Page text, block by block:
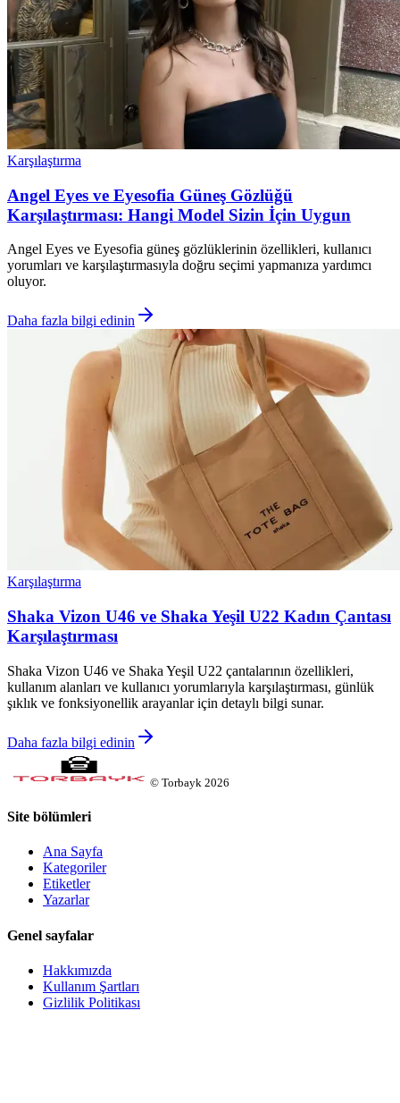
Karşılaştırma
Angel Eyes ve Eyesofia Güneş Gözlüğü
Karşılaştırması: Hangi Model Sizin İçin Uygun
Angel Eyes ve Eyesofia güneş gözlüklerinin özellikleri, kullanıcı
yorumları ve karşılaştırmasıyla doğru seçimi yapmanıza yardımcı
oluyor.
Daha fazla bilgi edinin
Karşılaştırma
Shaka Vizon U46 ve Shaka Yeşil U22 Kadın Çantası
Karşılaştırması
Shaka Vizon U46 ve Shaka Yeşil U22 çantalarının özellikleri,
kullanım alanları ve kullanıcı yorumlarıyla karşılaştırması, günlük
şıklık ve fonksiyonellik arayanlar için detaylı bilgi sunar.
Daha fazla bilgi edinin
© Torbayk 2026
Site bölümleri
Ana Sayfa
Kategoriler
Etiketler
Yazarlar
Genel sayfalar
Hakkımızda
Kullanım Şartları
Gizlilik Politikası